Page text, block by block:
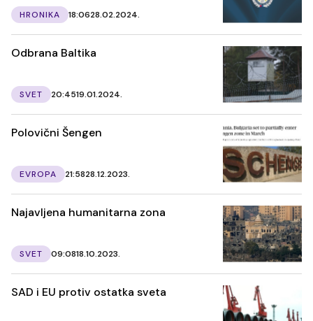
HRONIKA 18:0628.02.2024.
Odbrana Baltika
SVET 20:4519.01.2024.
Polovični Šengen
EVROPA 21:5828.12.2023.
Najavljena humanitarna zona
SVET 09:0818.10.2023.
SAD i EU protiv ostatka sveta